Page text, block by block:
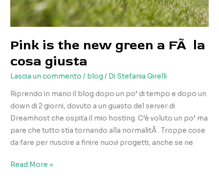
Pink is the new green a FÃ la
cosa giusta
Lascia un commento / blog / Di Stefania Girelli
Riprendo in mano il blog dopo un po’ di tempo e dopo un
down di 2 giorni, dovuto a un guasto del server di
Dreamhost che ospita il mio hosting. C’è voluto un po’ ma
pare che tutto stia tornando alla normalitÃ . Troppe cose
da fare per riuscire a finire nuovi progetti, anche se ne
Pink
Read More »